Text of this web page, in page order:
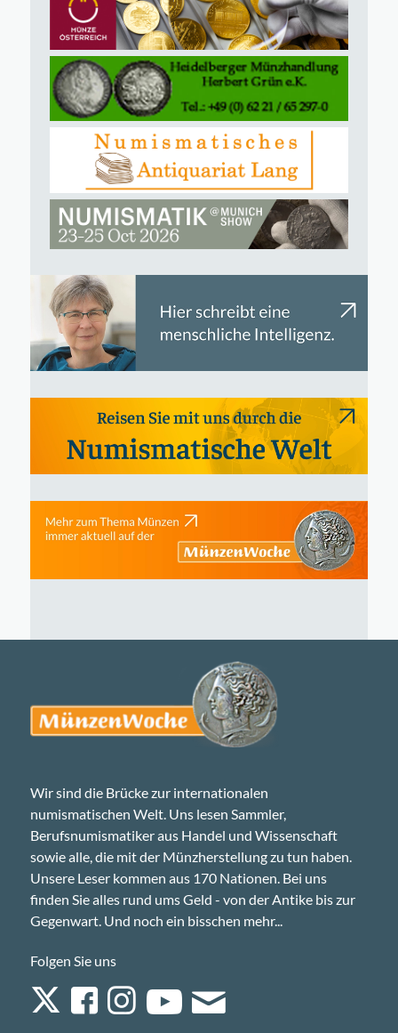
Wir sind die Brücke zur internationalen
numismatischen Welt. Uns lesen Sammler,
Berufsnumismatiker aus Handel und Wissenschaft
sowie alle, die mit der Münzherstellung zu tun haben.
Unsere Leser kommen aus 170 Nationen. Bei uns
finden Sie alles rund ums Geld - von der Antike bis zur
Gegenwart. Und noch ein bisschen mehr...
Folgen Sie uns